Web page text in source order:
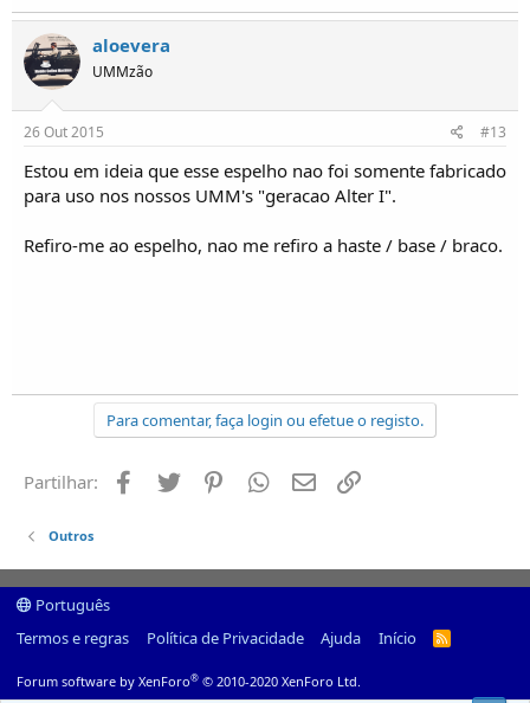
aloevera
UMMzão
26 Out 2015 #13
Estou em ideia que esse espelho nao foi somente fabricado
para uso nos nossos UMM's "geracao Alter I".
Refiro-me ao espelho, nao me refiro a haste / base / braco.
Para comentar, faça login ou efetue o registo.
Partilhar: Facebook
Twitter PinterestWhatsapp
Email
Outros
Português
Termos e regras
Política de Privacidade Ajuda Início
R
Forum software by XenForo® © 2010-2020 XenForo Ltd.